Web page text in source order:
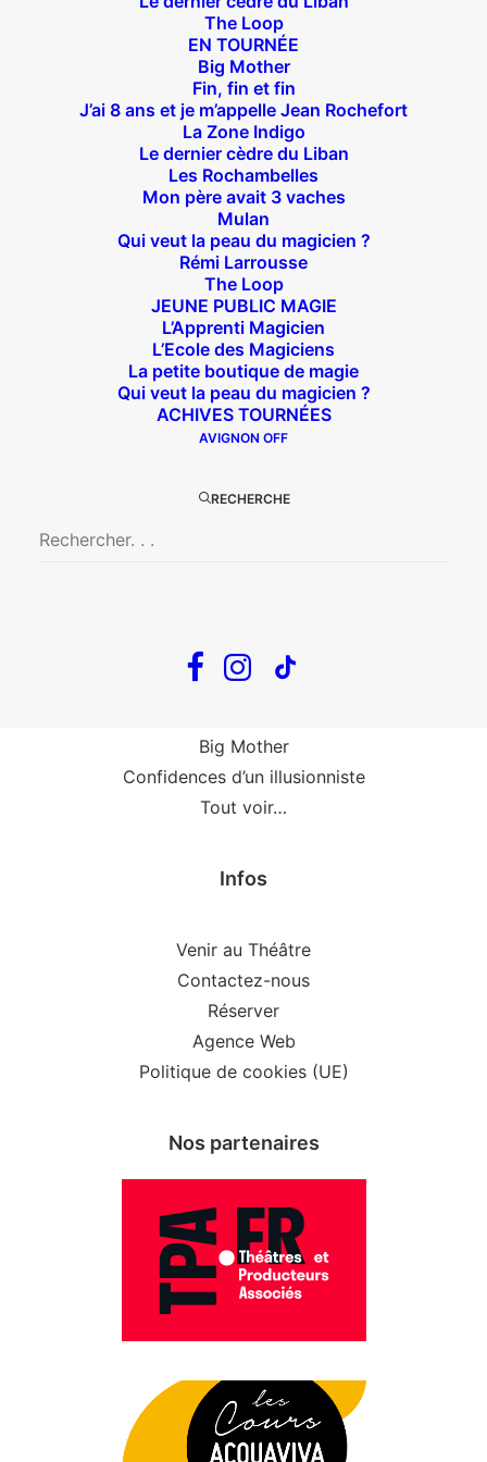
The Loop
EN TOURNÉE
Big Mother
Fin, fin et fin
J’ai 8 ans et je m’appelle Jean Rochefort
La Zone Indigo
Le dernier cèdre du Liban
Les Rochambelles
Mon père avait 3 vaches
Mulan
Qui veut la peau du magicien ?
Rémi Larrousse
The Loop
JEUNE PUBLIC MAGIE
L’Apprenti Magicien
L’Ecole des Magiciens
La petite boutique de magie
Qui veut la peau du magicien ?
ACHIVES TOURNÉES
AVIGNON OFF
RECHERCHE
Suivez nous !
Théâtre des Béliers Parisiens
14 bis rue Sainte Isaure 75018 Paris
Joffrin / Simplon – Loc :01 42 62 35 00
À l’affiche
Big Mother
Confidences d’un illusionniste
Tout voir…
Infos
Venir au Théâtre
Contactez-nous
Réserver
Agence Web
Politique de cookies (UE)
Nos partenaires